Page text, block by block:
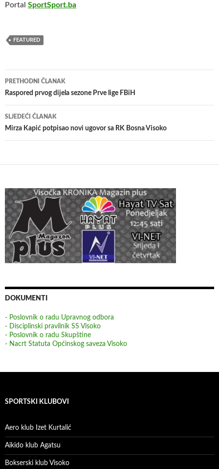
Portal SportSport.ba
FEATURED
Navigacija
članaka
PRETHODNI ČLANAK
Raspored prvog dijela sezone Prve lige FBiH
SLJEDEĆI ČLANAK
Mirza Kapić potpisao novi ugovor sa RK Bosna Visoko
DOKUMENTI
- Poslovnik o radu Upravnog odbora
- Disciplinski pravilnik SS Visoko
- Poslovnik o radu Skupštine
- Nacrt Statuta Općinskog saveza Visoko
SPORTSKI KLUBOVI
Aero klub Izet Kurtalić
Aikido klub Agatsu
Bokserski klub Visoko